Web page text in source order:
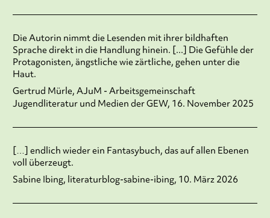
Die Autorin nimmt die Lesenden mit ihrer bildhaften
Sprache direkt in die Handlung hinein. [...] Die Gefühle der
Protagonisten, ängstliche wie zärtliche, gehen unter die
Haut.
Gertrud Mürle, AJuM - Arbeitsgemeinschaft
Jugendliteratur und Medien der GEW, 16. November 2025
[…] endlich wieder ein Fantasybuch, das auf allen Ebenen
voll überzeugt.
Sabine Ibing, literaturblog-sabine-ibing, 10. März 2026